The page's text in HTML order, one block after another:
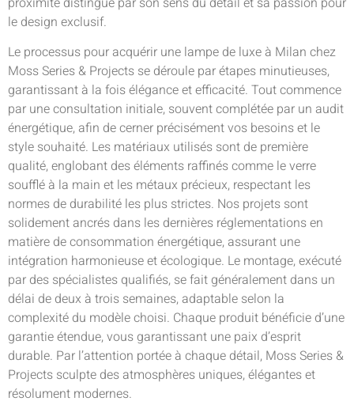
le design exclusif.
Le processus pour acquérir une lampe de luxe à Milan chez
Moss Series & Projects se déroule par étapes minutieuses,
garantissant à la fois élégance et efficacité. Tout commence
par une consultation initiale, souvent complétée par un audit
énergétique, afin de cerner précisément vos besoins et le
style souhaité. Les matériaux utilisés sont de première
qualité, englobant des éléments raffinés comme le verre
soufflé à la main et les métaux précieux, respectant les
normes de durabilité les plus strictes. Nos projets sont
solidement ancrés dans les dernières réglementations en
matière de consommation énergétique, assurant une
intégration harmonieuse et écologique. Le montage, exécuté
par des spécialistes qualifiés, se fait généralement dans un
délai de deux à trois semaines, adaptable selon la
complexité du modèle choisi. Chaque produit bénéficie d’une
garantie étendue, vous garantissant une paix d’esprit
durable. Par l’attention portée à chaque détail, Moss Series &
Projects sculpte des atmosphères uniques, élégantes et
résolument modernes.